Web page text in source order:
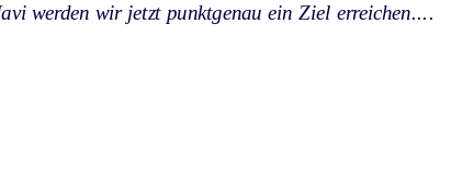
werden wir jetzt punktgenau ein Ziel erreichen....